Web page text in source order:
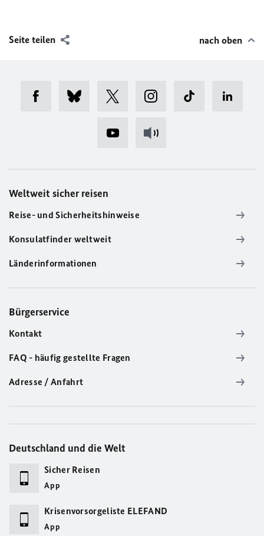
Seite teilen nach oben
Weltweit sicher reisen
Reise- und Sicherheitshinweise
Konsulatfinder weltweit
Länderinformationen
Bürgerservice
Kontakt
FAQ - häufig gestellte Fragen
Adresse / Anfahrt
Deutschland und die Welt
Sicher Reisen
App
Krisenvorsorgeliste ELEFAND
App